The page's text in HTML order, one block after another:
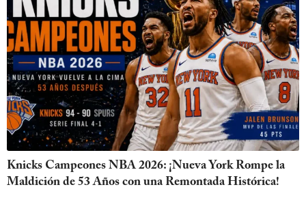
Knicks Campeones NBA 2026: ¡Nueva York Rompe la
Maldición de 53 Años con una Remontada Histórica!